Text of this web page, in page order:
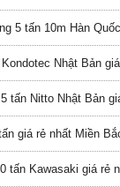
5 tấn 10m Hàn
Nhật Bản
tấn Nitto Nhật Bản
giá rẻ nhất Miền
tấn Kawasaki giá rẻ